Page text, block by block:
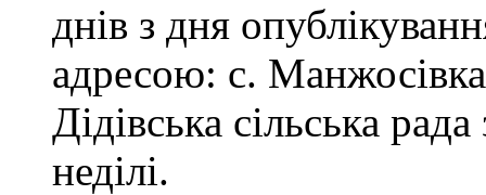
днів з дня
адресою: с.
Дідівська сільська
неділі.